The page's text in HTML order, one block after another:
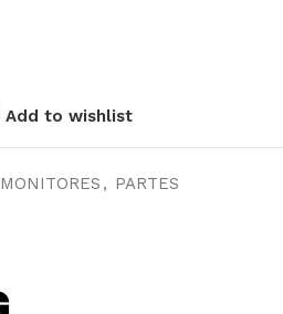
Add to wishlist
MONITORES , PARTES